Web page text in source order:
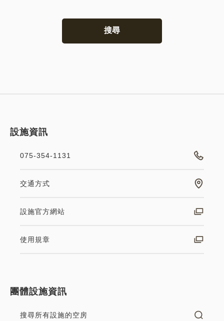
搜尋
設施資訊
075-354-1131
交通方式
設施官方網站
使用規章
團體設施資訊
搜尋所有設施的空房